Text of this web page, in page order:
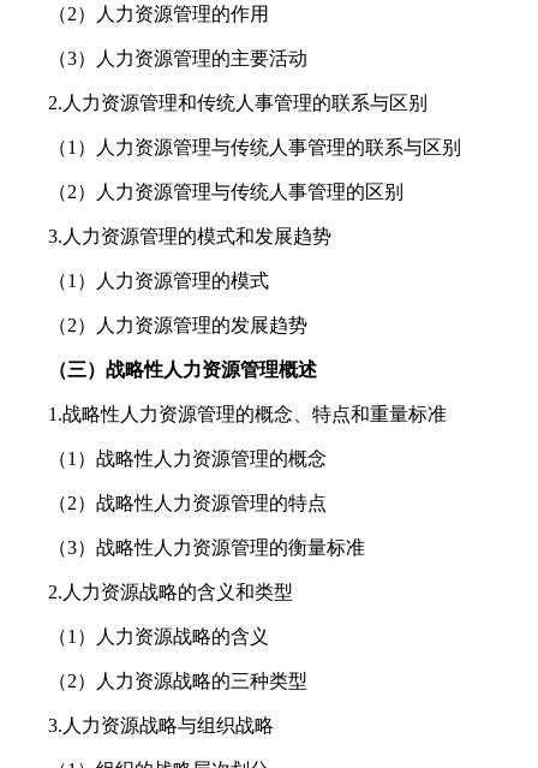
（2）人力资源管理的作用
（3）人力资源管理的主要活动
2.人力资源管理和传统人事管理的联系与区别
（1）人力资源管理与传统人事管理的联系与区别
（2）人力资源管理与传统人事管理的区别
3.人力资源管理的模式和发展趋势
（1）人力资源管理的模式
（2）人力资源管理的发展趋势
（三）战略性人力资源管理概述
1.战略性人力资源管理的概念、特点和重量标准
（1）战略性人力资源管理的概念
（2）战略性人力资源管理的特点
（3）战略性人力资源管理的衡量标准
2.人力资源战略的含义和类型
（1）人力资源战略的含义
（2）人力资源战略的三种类型
3.人力资源战略与组织战略